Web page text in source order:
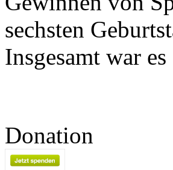
sechsten
Insgesamt war
Donation